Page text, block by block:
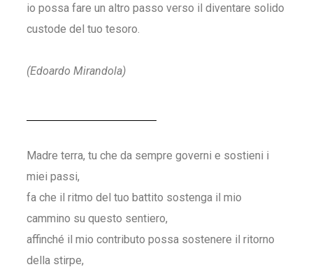
io possa fare un altro passo verso il diventare solido
custode del tuo tesoro.
(Edoardo Mirandola)
Madre terra, tu che da sempre governi e sostieni i
miei passi,
fa che il ritmo del tuo battito sostenga il mio
cammino su questo sentiero,
affinché il mio contributo possa sostenere il ritorno
della stirpe,